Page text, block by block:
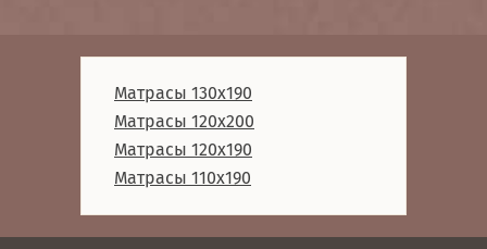
Матрасы 130x190
Матрасы 120x200
Матрасы 120x190
Матрасы 110x190